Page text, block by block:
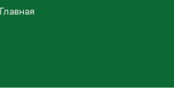
Главная